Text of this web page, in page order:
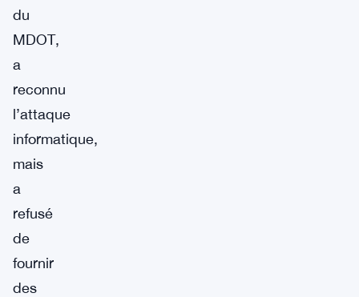
du
MDOT,
a
reconnu
l’attaque
informatique,
mais
a
refusé
de
fournir
des